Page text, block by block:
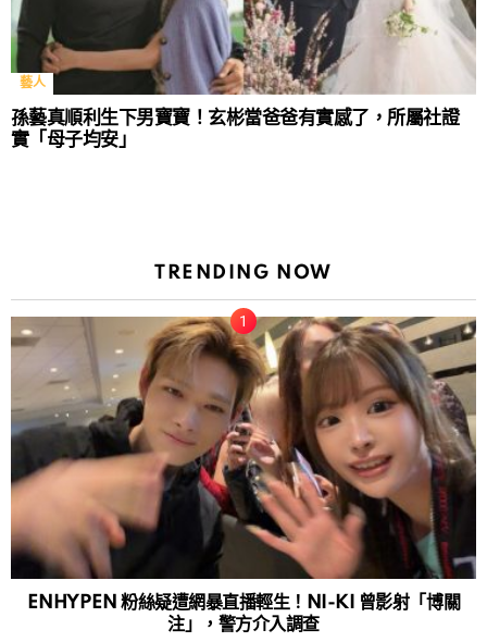
藝人
孫藝真順利生下男寶寶！玄彬當爸爸有實感了，所屬社證
實「母子均安」
TRENDING NOW
ENHYPEN 粉絲疑遭網暴直播輕生！NI-KI 曾影射「博關
注」，警方介入調查